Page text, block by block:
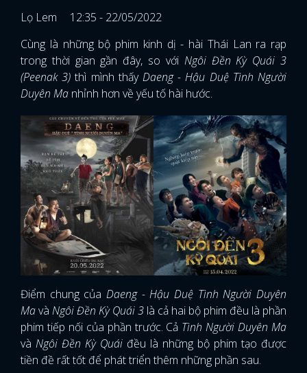
Lọ Lem
12:35 - 22/05/2022
Cùng là những bộ phim kinh dị - hài Thái Lan ra rạp
trong thời gian gần đây, so với Ngôi Đền Kỳ Quái 3
(Peenak 3) thì mình thấyDaeng - Hậu Duệ Tình Người
Duyên Ma nhỉnh hơn về yếu tố hài hước.
Điểm chung của Daeng - Hậu Duệ Tình Người Duyên
Mavà Ngôi Đền Kỳ Quái 3 là cả hai bộ phim đều là phần
phim tiếp nối của phần trước. Cả Tình Người Duyên Ma
và Ngôi Đền Kỳ Quái đều là những bộ phim tạo được
tiền đề rất tốt để phát triển thêm những phần sau.